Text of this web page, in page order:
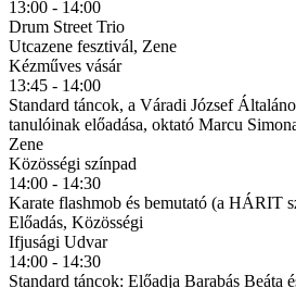
13:00 - 14:00
Drum Street Trio
Utcazene fesztivál, Zene
Kézműves vásár
13:45 - 14:00
Standard táncok, a Váradi József
tanulóinak előadása, oktató Marcu
Zene
Közösségi színpad
14:00 - 14:30
Karate flashmob és bemutató (a HÁRIT
Előadás, Közösségi
Ifjusági Udvar
14:00 - 14:30
Standard táncok: Előadja Barabás Beáta